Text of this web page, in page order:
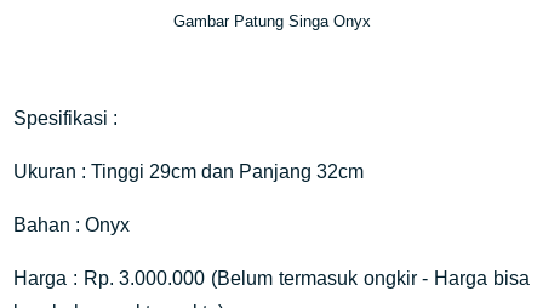
Gambar Patung Singa Onyx
Spesifikasi :
Ukuran : Tinggi 29cm dan Panjang 32cm
Bahan : Onyx
Harga : Rp. 3.000.000 (Belum termasuk ongkir - Harga bisa